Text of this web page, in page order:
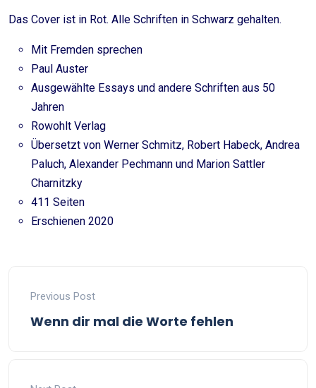
Das Cover ist in Rot. Alle Schriften in Schwarz gehalten.
Mit Fremden sprechen
Paul Auster
Ausgewählte Essays und andere Schriften aus 50
Jahren
Rowohlt Verlag
Übersetzt von Werner Schmitz, Robert Habeck, Andrea
Paluch, Alexander Pechmann und Marion Sattler
Charnitzky
411 Seiten
Erschienen 2020
Previous Post
Wenn dir mal die Worte fehlen